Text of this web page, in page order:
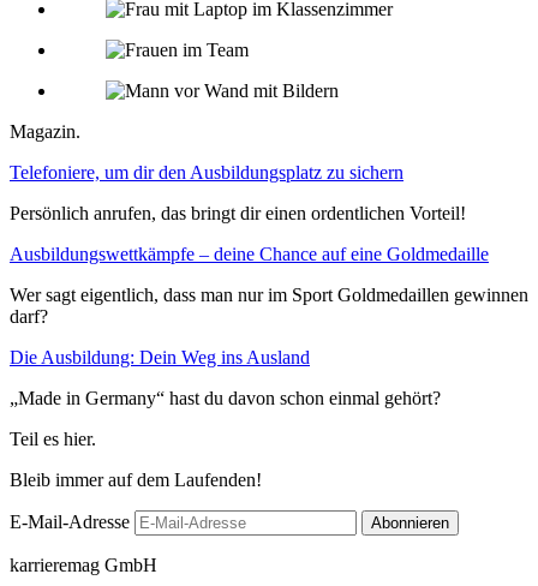
Magazin.
Telefoniere, um dir den Ausbildungsplatz zu sichern
Persönlich anrufen, das bringt dir einen ordentlichen Vorteil!
Ausbildungswettkämpfe – deine Chance auf eine Goldmedaille
Wer sagt eigentlich, dass man nur im Sport Goldmedaillen gewinnen
darf?
Die Ausbildung: Dein Weg ins Ausland
„Made in Germany“ hast du davon schon einmal gehört?
Teil es hier.
Bleib immer auf dem Laufenden!
E-Mail-Adresse
karrieremag GmbH